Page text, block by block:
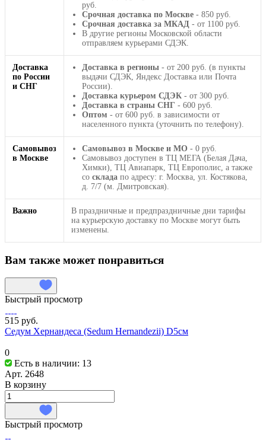
руб.
Срочная доставка по Москве - 850 руб.
Срочная доставка за МКАД - от 1100 руб.
В другие регионы Московской области
отправляем курьерами СДЭК.
Доставка
по России
и СНГ
Доставка в регионы - от 200 руб. (в пункты
выдачи СДЭК, Яндекс Доставка или Почта
России).
Доставка курьером СДЭК - от 300 руб.
Доставка в страны СНГ - 600 руб.
Оптом - от 600 руб. в зависимости от
населенного пункта (уточнить по телефону).
Самовывоз
в Москве
Самовывоз в Москве и МО - 0 руб.
Самовывоз доступен в ТЦ МЕГА (Белая Дача,
Химки), ТЦ Авиапарк, ТЦ Европолис, а также
со склада по адресу: г. Москва, ул. Костякова,
д. 7/7 (м. Дмитровская).
Важно
В праздничные и предпраздничные дни тарифы
на курьерскую доставку по Москве могут быть
изменены.
Вам также может понравиться
Быстрый просмотр
515 руб.
Седум Хернандеса (Sedum Hernandezii) D5см
0
Есть в наличии: 13
Арт. 2648
В корзину
Быстрый просмотр